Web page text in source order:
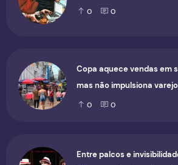
0 0
Copa aquece vendas em
mas não impulsiona
0 0
Entre palcos e